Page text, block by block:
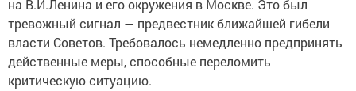
на В.И.Ленина и его окружения в Москве. Это был
тревожный сигнал — предвестник ближайшей гибели
власти Советов. Требовалось немедленно предпринять
действенные меры, способные переломить
критическую ситуацию.